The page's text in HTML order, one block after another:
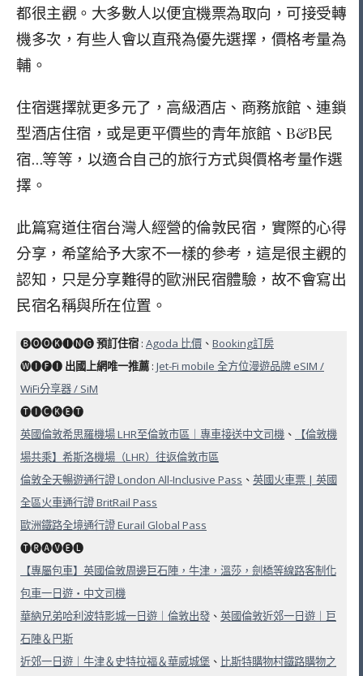
都很主觀。大多數人以便宜機票為取向，可接受轉
機多次，有些人會以直飛為優先選擇，價格考量為
輔。
住宿選擇就更多元了，高級酒店、商務旅館、連鎖
型酒店住宿，或是更平價些的青年旅館、B&B民
宿…等等，以適合自己的旅行方式與價格考量作選
擇。
此篇寫道住宿台灣人經營的倫敦民宿，實際的心得
分享，希望給予大家不一樣的參考，這是很主觀的
認知，只是分享難得的歐洲民宿體驗，故不會寫出
民宿名稱與所在位置。
🅑🅞🅞🅚🅘🅝🅖預訂住宿 : Agoda 比價 、 Booking訂房
🅦🅘🅕🅘 出國上網唯一推薦 : Jet-Fi mobile 全方位漫遊品牌 eSIM /
WiFi分享器 / SiM
🅣🅘🅒🅚🅔🅣
英國倫敦希思羅機場 LHR至倫敦市區｜專車接送中文司機 、
【倫敦機
場共乘】希斯洛機場（LHR）往返倫敦市區
倫敦全天暢遊通行證 London All-Inclusive Pass 、 英國火車票 | 英國
全區火車通行證 BritRail Pass
歐洲鐵路全境通行證 Eurail Global Pass
🅣🅡🅐🅥🅔🅛
【專屬包車】英國倫敦周邊巨石陣，牛津，溫莎，劍橋等線路客制化
包車一日遊・中文司機
華納兄弟哈利波特影城一日遊｜倫敦出發 、 英國倫敦近郊一日遊｜巨
石陣＆巴斯
近郊一日遊｜牛津＆史特拉福＆華威城堡 、 比斯特購物村鐵路購物之